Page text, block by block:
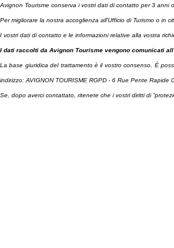
Avignon Tourisme conserva i vostri dati di contatto per 3 anni
Per migliorare la nostra accoglienza all'Ufficio di Turismo o in
I vostri dati di contatto e le informazioni relative alla vostra
I dati raccolti da Avignon Tourisme vengono comunicati
La base giuridica del trattamento è il vostro consenso. È
indirizzo: AVIGNON TOURISME RGPD - 6 Rue Pente
Se, dopo averci contattato, ritenete che i vostri diritti di